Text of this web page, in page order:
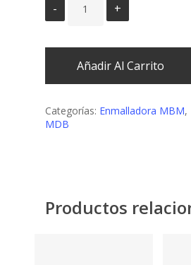
Añadir Al Carrito
Categorías: Enmalladora MBM,
MDB
Productos